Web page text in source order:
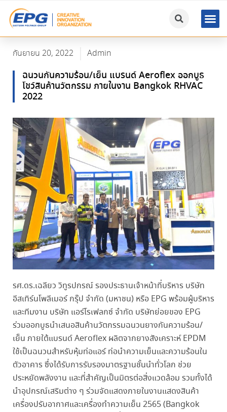
กันยายน 20, 2022 Admin
ฉนวนกันความร้อน/เย็น แบรนด์ Aeroflex ออกบูธ
โชว์สินค้านวัตกรรม ภายในงาน Bangkok RHVAC
2022
รศ.ดร.เฉลียว วิทูรปกรณ์ รองประธานเจ้าหน้าที่บริหาร บริษัท
อีสเทิร์นโพลีเมอร์ กรุ๊ป จำกัด (มหาชน) หรือ EPG พร้อมผู้บริหาร
และทีมงาน บริษัท แอร์โรเฟลกซ์ จำกัด บริษัทย่อยของ EPG
ร่วมออกบูธนำเสนอสินค้านวัตกรรมฉนวนยางกันความร้อน/
เย็น ภายใต้แบรนด์ Aeroflex ผลิตจากยางสังเคราะห์ EPDM
ใช้เป็นฉนวนสำหรับหุ้มท่อแอร์ ท่อนำความเย็นและความร้อนใน
ตัวอาคาร ซึ่งได้รับการรับรองมาตรฐานชั้นนำทั่วโลก ช่วย
ประหยัดพลังงาน และที่สำคัญเป็นมิตรต่อสิ่งแวดล้อม รวมทั้งได้
นำอุปกรณ์เสริมต่าง ๆ ร่วมจัดแสดงภายในงานแสดงสินค้า
เครื่องปรับอากาศและเครื่องทำความเย็น 2565 (Bangkok